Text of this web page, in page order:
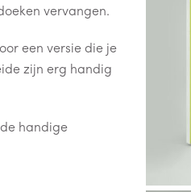
vervangen.
een versie die je
zijn erg handig
handige